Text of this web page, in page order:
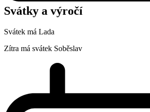
Svátky a výročí
Svátek má Lada
Zítra má svátek Soběslav